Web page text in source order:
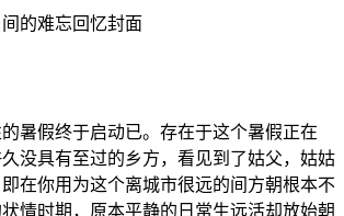
暑假终于启动已。存在于这个暑假正在
没具有至过的乡方，看见到了姑父，姑姑
在你用为这个离城市很远的间方朝根本不
情时期，原本平静的日常生远活却放始朝